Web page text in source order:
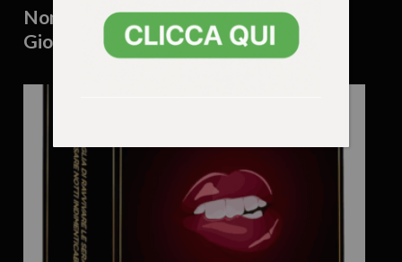
Non solo San Valentino: c’è anche la
Giornata degli Amanti